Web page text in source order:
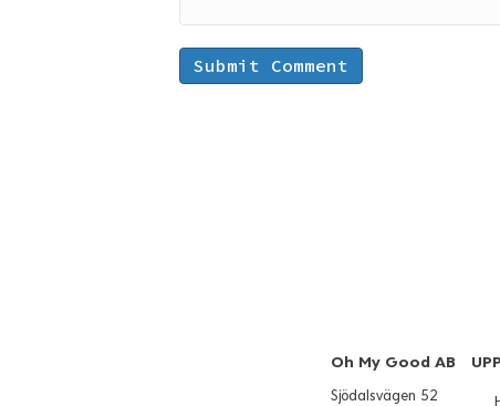
Oh My Good AB
Sjödalsvägen 52